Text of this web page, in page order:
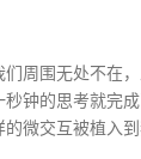
周围无处不在
钟的思考就完
微交互被植入